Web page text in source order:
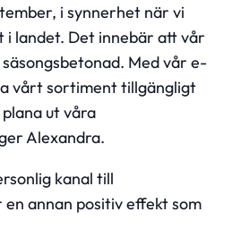
i synnerhet när vi
i landet. Det innebär att vår
Med vår e-
vårt sortiment tillgängligt
ut våra
Alexandra.
kanal till
annan positiv effekt som